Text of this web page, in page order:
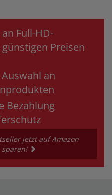
Full-HD-
Preisen
an
Bezahlung
jetzt auf Amazon
sparen!